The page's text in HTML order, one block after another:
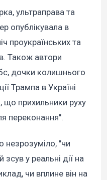
ультраправа та
опублікувала в
проукраїнських та
Також автори
дочки колишнього
Трампа в Україні
що прихильники руху
переконання".
незрозуміло, "чи
у реальні дії на
чи вплине він на